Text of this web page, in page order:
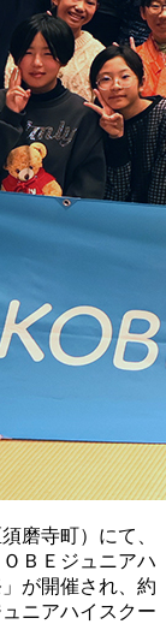
磨寺町）にて、
ＢＥジュニアハ
が開催され、約
ニアハイスクー